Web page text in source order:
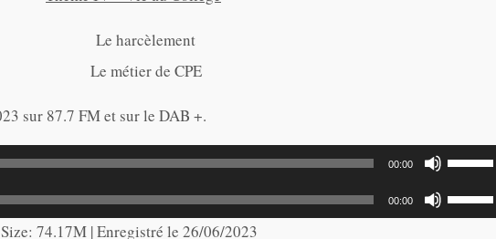
Le harcèlement
Le métier de CPE
sur 87.7 FM et sur le DAB +.
00:00
Utilisez
00:00
Utilisez
les
74.17M | Enregistré le 26/06/2023